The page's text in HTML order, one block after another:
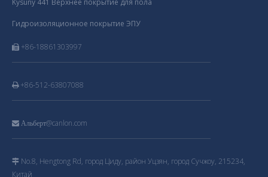
Гидроизоляционное покрытие ЭПУ
 +86-18861303997
+86-512-63807088
 Альберт@canlon.com
 No.8, Hengtong Rd, город Циду, район Уцзян, город Сучжоу, 215234,
Китай